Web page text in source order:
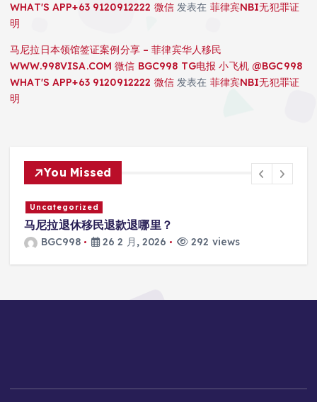
WHAT'S APP+63 9120912222 微信发表在 菲律宾NBI无犯罪证
明
马尼拉日本领馆签证案例分享 – 菲律宾华人移民
WWW.998VISA.COM 微信 BGC998 TG电报 小飞机 @BGC998
WHAT'S APP+63 9120912222 微信发表在 菲律宾NBI无犯罪证
明
You Missed
Uncategorized
马尼拉SRRV怎么打款？
BGC998 26 2 月, 2026 305 views